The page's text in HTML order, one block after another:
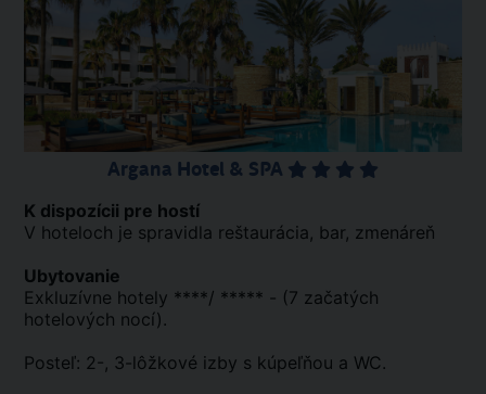
Argana Hotel & SPA
K dispozícii pre hostí
V hoteloch je spravidla reštaurácia, bar, zmenáreň
Ubytovanie
Exkluzívne hotely ****/ ***** - (7 začatých
hotelových nocí).
Posteľ: 2-, 3-lôžkové izby s kúpeľňou a WC.